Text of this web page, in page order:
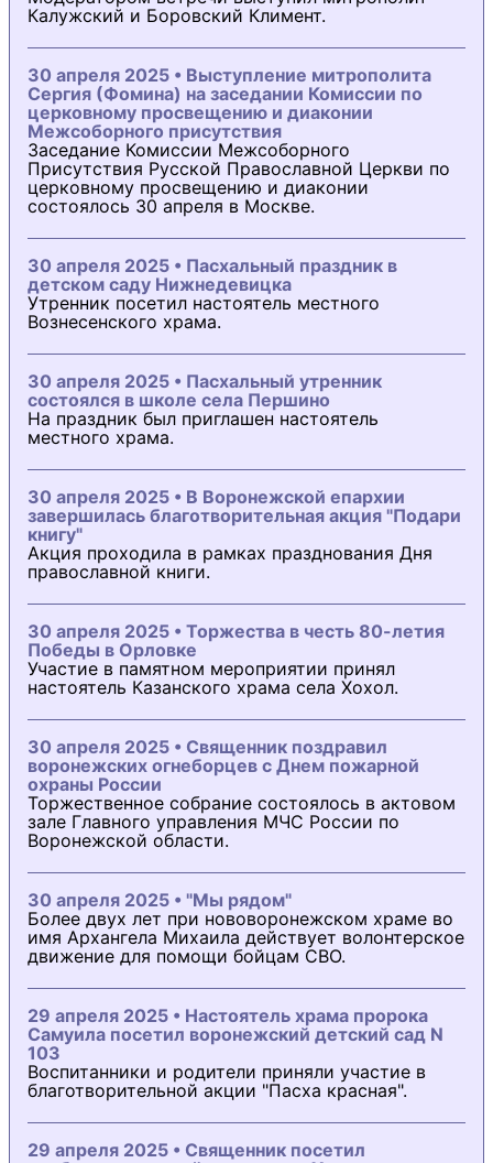
Калужский и Боровский Климент.
30 апреля 2025 • Выступление митрополита
Сергия (Фомина) на заседании Комиссии по
церковному просвещению и диаконии
Межсоборного присутствия
Заседание Комиссии Межсоборного
Присутствия Русской Православной Церкви по
церковному просвещению и диаконии
состоялось 30 апреля в Москве.
30 апреля 2025 • Пасхальный праздник в
детском саду Нижнедевицка
Утренник посетил настоятель местного
Вознесенского храма.
30 апреля 2025 • Пасхальный утренник
состоялся в школе села Першино
На праздник был приглашен настоятель
местного храма.
30 апреля 2025 • В Воронежской епархии
завершилась благотворительная акция "Подари
книгу"
Акция проходила в рамках празднования Дня
православной книги.
30 апреля 2025 • Торжества в честь 80-летия
Победы в Орловке
Участие в памятном мероприятии принял
настоятель Казанского храма села Хохол.
30 апреля 2025 • Священник поздравил
воронежских огнеборцев с Днем пожарной
охраны России
Торжественное собрание состоялось в актовом
зале Главного управления МЧС России по
Воронежской области.
30 апреля 2025 • "Мы рядом"
Более двух лет при нововоронежском храме во
имя Архангела Михаила действует волонтерское
движение для помощи бойцам СВО.
29 апреля 2025 • Настоятель храма пророка
Самуила посетил воронежский детский сад N
103
Воспитанники и родители приняли участие в
благотворительной акции "Пасха красная".
29 апреля 2025 • Священник посетил